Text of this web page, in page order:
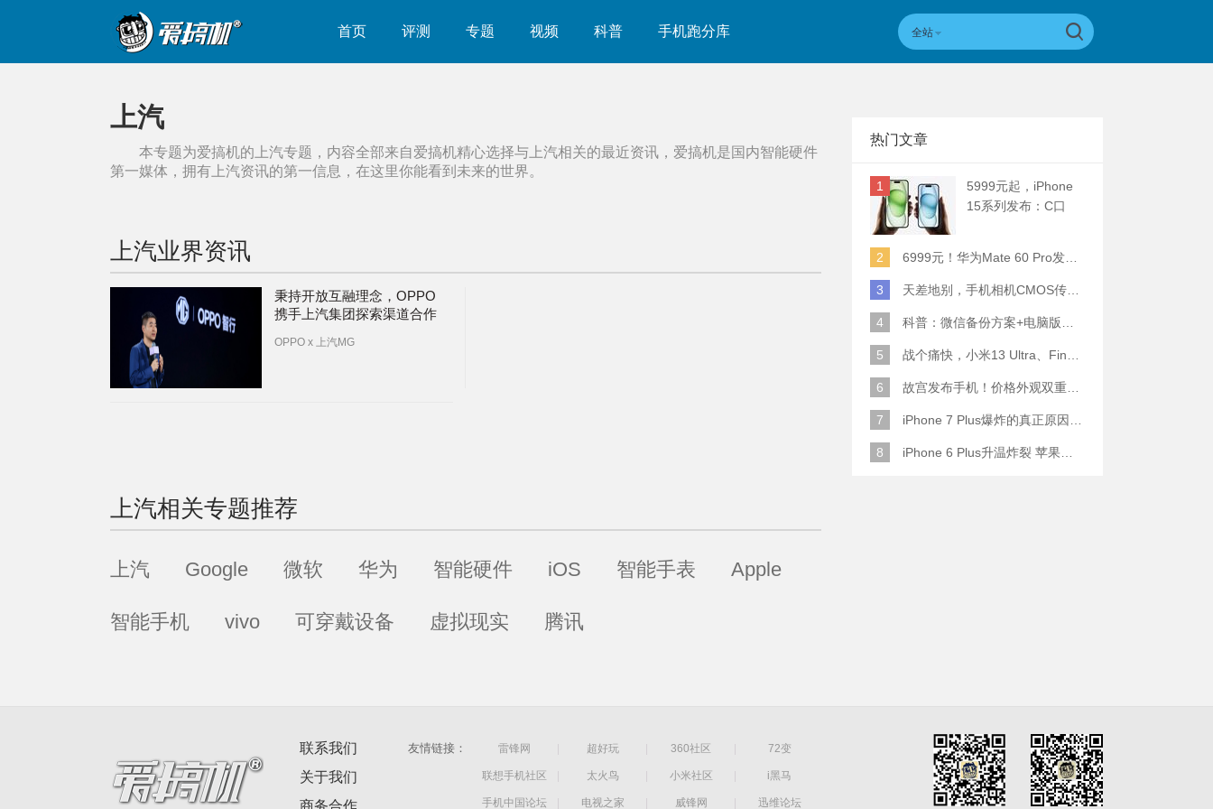
首页 评测 专题 视频 科普 手机跑分库 全站
上汽
本专题为爱搞机的 上汽专题，内容全部来自爱搞机精心选择与 上汽相关的最近资讯，爱搞机是国内智能硬件
第一媒体，拥有 上汽资讯的第一信息，在这里你能看到未来的世界。
上汽业界资讯
秉持开放互融理念，OPPO
携手上汽集团探索渠道合作
OPPO x 上汽MG
上汽相关专题推荐
上汽 Google 微软 华为 智能硬件 iOS 智能手表 Apple
智能手机 vivo 可穿戴设备 虚拟现实 腾讯
热门文章
1
5999元起，iPhone
15系列发布：C口
2
6999元！华为Mate 60 Pro发布：麒麟9000S+卫星通话 (附初步跑分)
3 天差地别，手机相机CMOS传感器实际面积对比
4 科普：微信备份方案+电脑版丢失数据恢复指南
5 战个痛快，小米13 Ultra、Find X6 Pro、vivo X90 Pro+、小米12SU拍照横评
6 故宫发布手机！价格外观双重逆天！
7 iPhone 7 Plus爆炸的真正原因原来是这样
8 iPhone 6 Plus升温炸裂 苹果赔了一部全新的
联系我们
关于我们
商务合作
友情链接： 雷锋网 超好玩 360社区 72变
联想手机社区 太火鸟 小米社区 i黑马
手机中国论坛 电视之家 威锋网 迅维论坛